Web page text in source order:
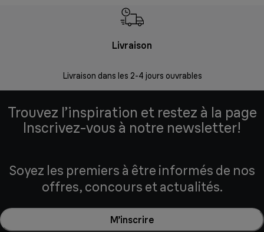
Livraison
Livraison dans les 2-4 jours ouvrables
Trouvez l’inspiration et restez à la page
Inscrivez-vous à notre newsletter!
Soyez les premiers à être informés de nos
offres, concours et actualités.
M’inscrire